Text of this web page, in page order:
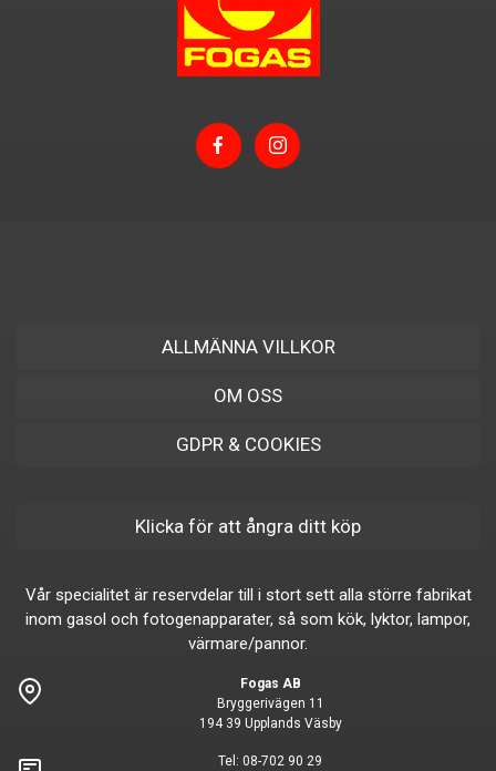
ALLMÄNNA VILLKOR
OM OSS
GDPR & COOKIES
Klicka för att ångra ditt köp
Vår specialitet är reservdelar till i stort sett alla större fabrikat
inom gasol och fotogenapparater, så som kök, lyktor, lampor,
värmare/pannor.
Fogas AB
Bryggerivägen 11
194 39 Upplands Väsby
Tel: 08-702 90 29